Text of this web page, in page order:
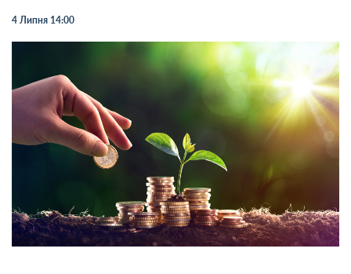
4 Липня 14:00